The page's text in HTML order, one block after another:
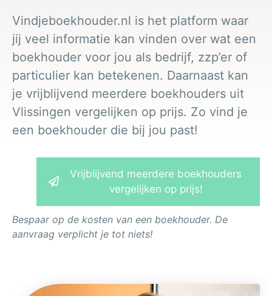
Vindjeboekhouder.nl is het platform waar
jij veel informatie kan vinden over wat een
boekhouder voor jou als bedrijf, zzp’er of
particulier kan betekenen. Daarnaast kan
je vrijblijvend meerdere boekhouders uit
Vlissingen vergelijken op prijs. Zo vind je
een boekhouder die bij jou past!
Vrijblijvend meerdere boekhouders
vergelijken op prijs!
Bespaar op de kosten van een boekhouder. De
aanvraag verplicht je tot niets!